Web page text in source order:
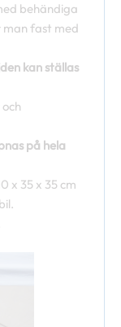
behändiga
fast med
kan ställas
på hela
x 35 x 35 cm